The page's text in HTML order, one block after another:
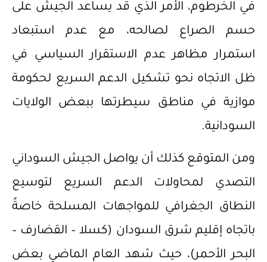
في الخرطوم، الأمر الذي قد يساعد الجيش على
حسم الصراع لصالحه، مع عدم استبعاد
استمرار مظاهر عدم الاستقرار السياسي في
ظل الاتجاه نحو تشكيل الدعم السريع لحكومة
موازية في مناطق سيطرتها ببعض الولايات
السودانية.
ومن المتوقع كذلك أن يواصل الجيش السوداني
التصدي لمحاولات الدعم السريع لتوسيع
النطاق الجغرافي للمواجهات المسلحة خاصةً
باتجاه إقليم شرق السودان (كسلا – القضارف –
البحر الأحمر)، حيث شهد العام الماضي بعض